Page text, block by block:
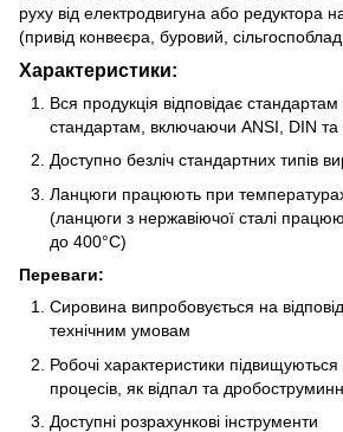
руху від електродвигуна або редуктора
(привід конвеєра, буровий,
Характеристики:
Вся продукція відповідає
стандартам, включаючи ANSI, DIN та
Доступно безліч стандартних типів
Ланцюги працюють при
(ланцюги з нержавіючої сталі
до 400°C)
Переваги:
Сировина випробовується на
технічним умовам
Робочі характеристики
процесів, як відпал та
Доступні розрахункові інструменти